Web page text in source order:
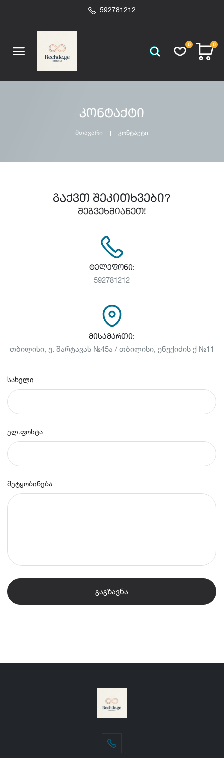
592781212
0 0
კონტაქტი
მთავარი კონტაქტი
გაქვთ შეკითხვები?
შეგვეხმიანეთ!
ტელეფონი:
592781212
მისამართი:
თბილისი, ჟ. შარტავას №45ა / თბილისი, ენუქიძის ქ №11
სახელი
ელ.ფოსტა
შეტყობინება
ᲒᲐᲒᲖᲐᲕᲜᲐ